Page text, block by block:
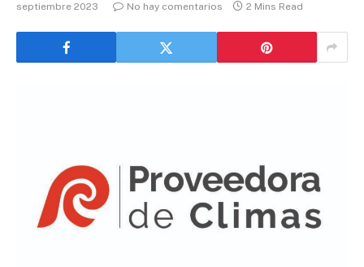
septiembre 2023
No hay comentarios 2 Mins Read